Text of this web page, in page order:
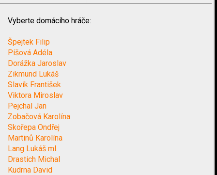
Vyberte domácího hráče:
Špejtek Filip
Píšová Adéla
Dorážka Jaroslav
Zikmund Lukáš
Slavík František
Viktora Miroslav
Pejchal Jan
Zobačová Karolína
Skořepa Ondřej
Martinů Karolína
Lang Lukáš ml.
Drastich Michal
Kudrna David